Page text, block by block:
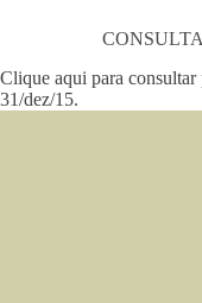
Clique aqui para consultar
31/dez/15.